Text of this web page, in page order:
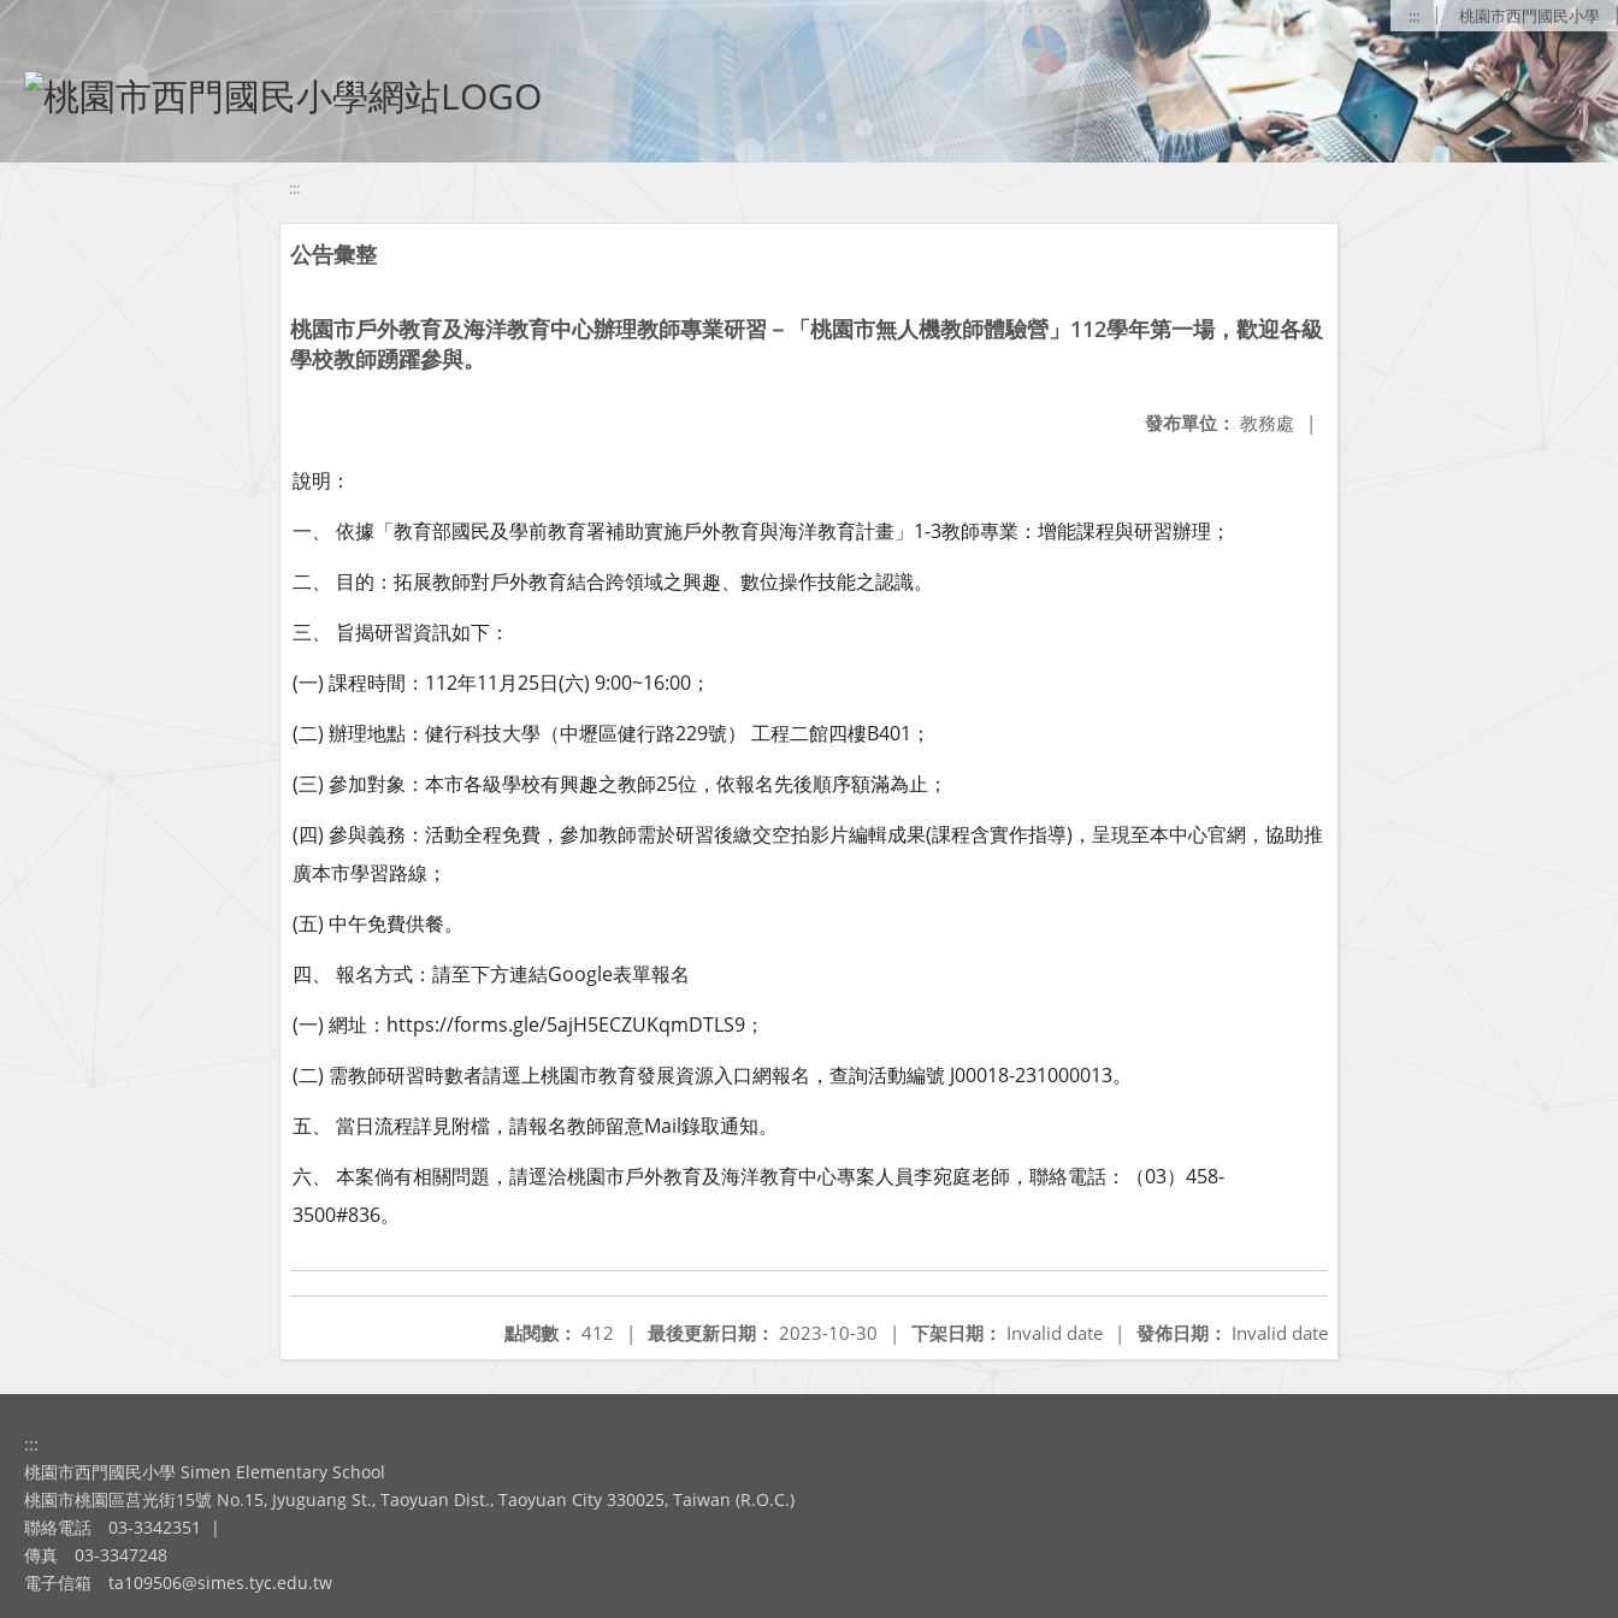
移至網頁之主要內容區位置 ::: 桃園市西門國民小學
:::
公告彙整
桃園市戶外教育及海洋教育中心辦理教師專業研習－「桃園市無人機教師體驗營」112學年第一場，歡迎各級
學校教師踴躍參與。
發布單位： 教務處 |
說明：
一、 依據「教育部國民及學前教育署補助實施戶外教育與海洋教育計畫」1-3教師專業：增能課程與研習辦理；
二、 目的：拓展教師對戶外教育結合跨領域之興趣、數位操作技能之認識。
三、 旨揭研習資訊如下：
(一) 課程時間：112年11月25日(六) 9:00~16:00；
(二) 辦理地點：健行科技大學（中壢區健行路229號） 工程二館四樓B401；
(三) 參加對象：本市各級學校有興趣之教師25位，依報名先後順序額滿為止；
(四) 參與義務：活動全程免費，參加教師需於研習後繳交空拍影片編輯成果(課程含實作指導)，呈現至本中心官網，協助推
廣本市學習路線；
(五) 中午免費供餐。
四、 報名方式：請至下方連結Google表單報名
(一) 網址：https://forms.gle/5ajH5ECZUKqmDTLS9；
(二) 需教師研習時數者請逕上桃園市教育發展資源入口網報名，查詢活動編號 J00018-231000013。
五、 當日流程詳見附檔，請報名教師留意Mail錄取通知。
六、 本案倘有相關問題，請逕洽桃園市戶外教育及海洋教育中心專案人員李宛庭老師，聯絡電話：（03）458-
3500#836。
發佈日期： Invalid date
下架日期： Invalid date |
最後更新日期： 2023-10-30 |
點閱數： 412 |
:::
桃園市西門國民小學 Simen Elementary School
桃園市桃園區莒光街15號 No.15, Jyuguang St., Taoyuan Dist., Taoyuan City 330025, Taiwan (R.O.C.)
聯絡電話
03-3342351
|
傳真
03-3347248
電子信箱
ta109506@simes.tyc.edu.tw